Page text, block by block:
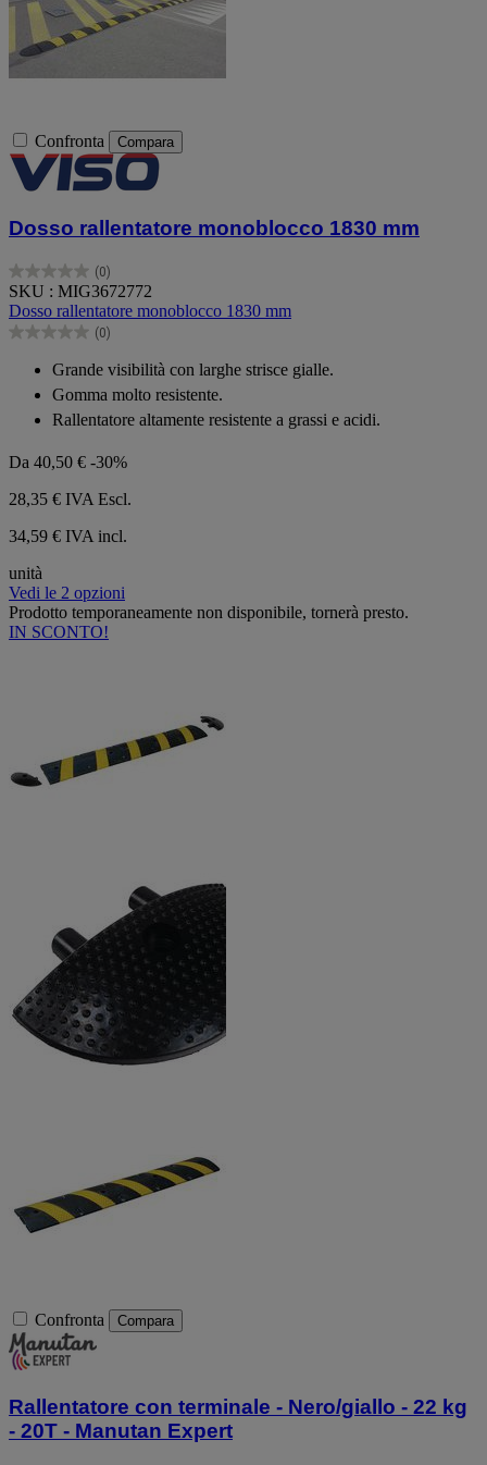
Confronta Compara
Dosso rallentatore monoblocco 1830 mm
(0)
0.0
su
5
stelle.
SKU : MIG3672772
Dosso rallentatore monoblocco 1830 mm
(0)
0.0
stelle.
Grande visibilità con larghe strisce gialle.
Gomma molto resistente.
Rallentatore altamente resistente a grassi e acidi.
Da 40,50 € -30%
28,35 € IVA Escl.
34,59 € IVA incl.
unità
Vedi le 2 opzioni
Prodotto temporaneamente non disponibile, tornerà presto.
IN SCONTO!
Confronta Compara
Rallentatore con terminale - Nero/giallo - 22 kg
- 20T - Manutan Expert